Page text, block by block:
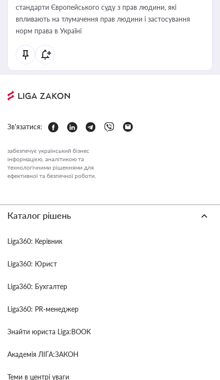
стандарти Європейського суду з прав людини, які
впливають на тлумачення прав людини і застосування
норм права в Україні
Зв'язатися:
забезпечує український бізнес
інформацією, аналітикою та
технологічними рішеннями для
ефективної та безпечної роботи.
Каталог рішень
Liga360: Керівник
Liga360: Юрист
Liga360: Бухгалтер
Liga360: PR-менеджер
Знайти юриста Liga:BOOK
Академія ЛІГА:ЗАКОН
Теми в центрі уваги